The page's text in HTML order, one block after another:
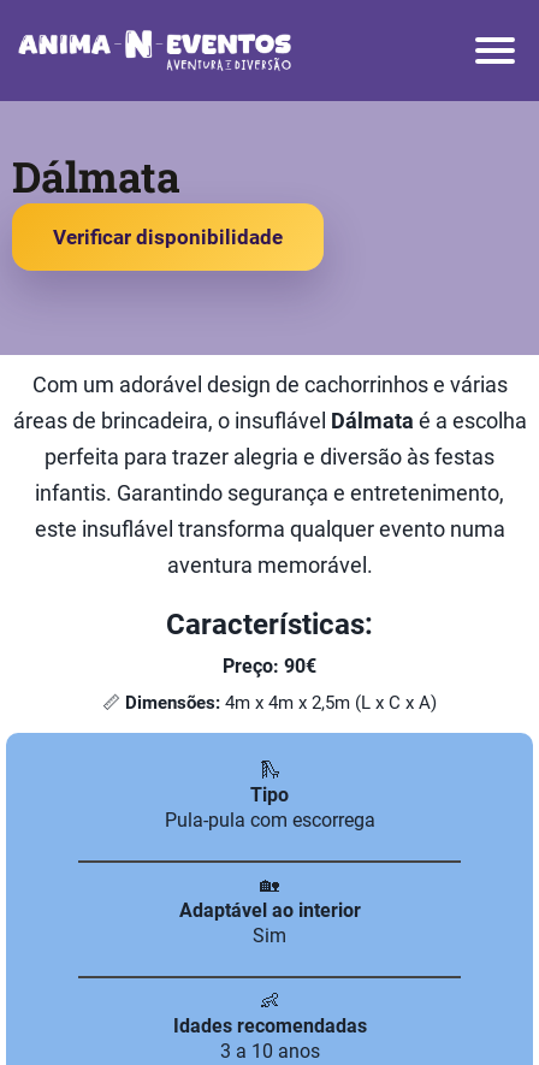
Dálmata
Verificar disponibilidade
Com um adorável design de cachorrinhos e várias
áreas de brincadeira, o insuflável Dálmata é a escolha
perfeita para trazer alegria e diversão às festas
infantis. Garantindo segurança e entretenimento,
este insuflável transforma qualquer evento numa
aventura memorável.
Características:
Preço: 90€
📏 Dimensões: 4m x 4m x 2,5m (L x C x A)
🛝
Tipo
Pula-pula com escorrega
🏡
Adaptável ao interior
Sim
👶
Idades recomendadas
3 a 10 anos